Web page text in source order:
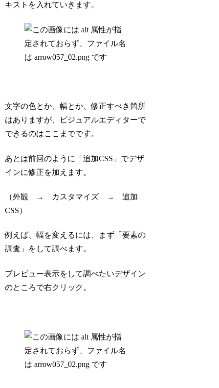
キストを入れていきます。
文字の色とか、幅とか、修正すべき箇所
はありますが、ビジュアルエディターで
できるのはここまでです。
あとは前回のように「追加CSS」でデザ
インに修正を加えます。
（外観 → カスタマイズ → 追加
CSS）
例えば、幅を変えるには、まず「要素の
調査」をして調べます。
プレビュー表示をして調べたいデザイン
のところで右クリック。